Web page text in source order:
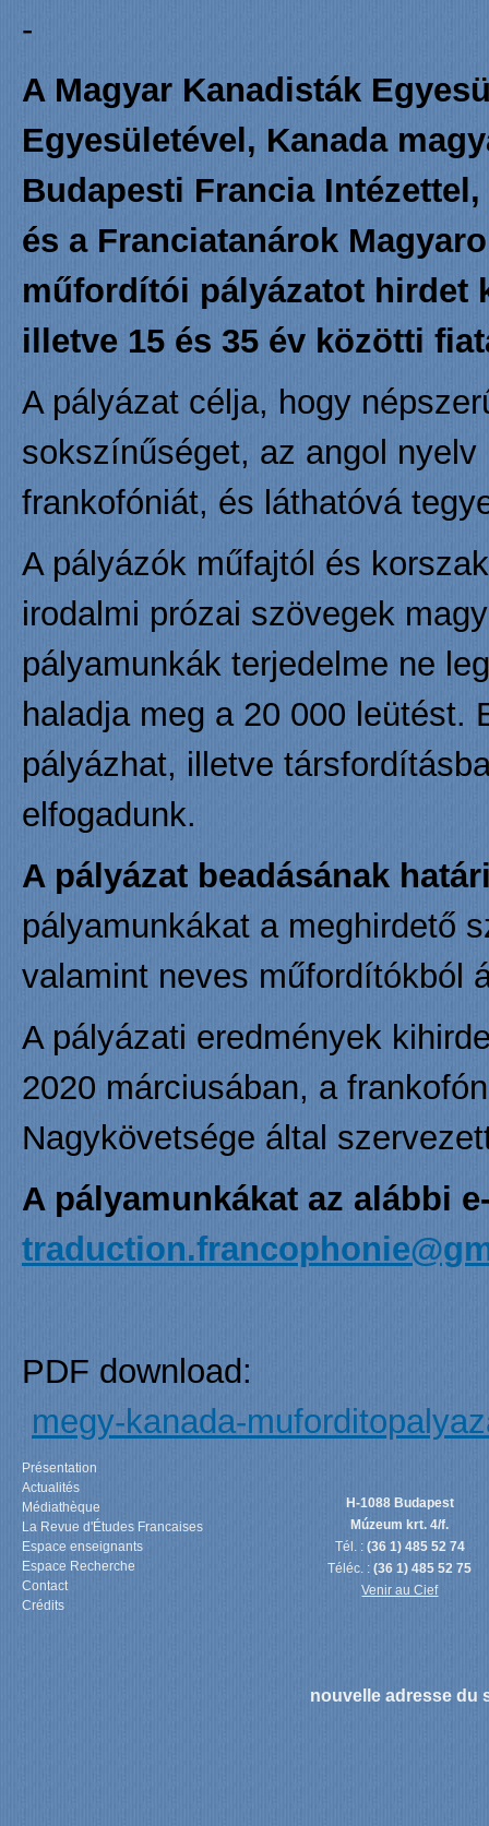
-
A Magyar Kanadisták
Egyesületével, Kanada
Budapesti Francia
és a Franciatanárok
műfordítói pályázatot hirdet
illetve 15 és 35 év közötti
A pályázat célja, hogy
sokszínűséget, az angol
frankofóniát, és láthatóvá
A pályázók műfajtól és
irodalmi prózai szövegek
pályamunkák terjedelme ne
haladja meg a 20 000 leütést.
pályázhat, illetve
elfogadunk.
A pályázat beadásának
pályamunkákat a meghirdető
valamint neves műfordítókból
A pályázati eredmények
2020 márciusában, a
Nagykövetsége által
A pályamunkákat az alábbi
PDF download:
megy-kanada-
Présentation
Actualités
Médiathèque
La Revue d'Études Francaises
Espace enseignants
Espace Recherche
Contact
Crédits
H-1088 Budapest
Múzeum krt. 4/f.
Tél. : (36 1) 485 52 74
Téléc. :(36 1) 485 52 75
Venir au Cief
nouvelle adresse du